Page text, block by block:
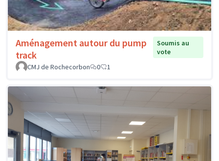
Aménagement autour du pump
track
Soumis au
vote
CMJ de Rochecorbon
0 1